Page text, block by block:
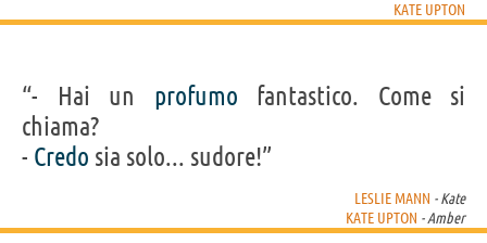
KATE UPTON
“- Hai un profumo fantastico. Come si
chiama?
- Credo sia solo... sudore!”
LESLIE MANN - Kate
KATE UPTON - Amber